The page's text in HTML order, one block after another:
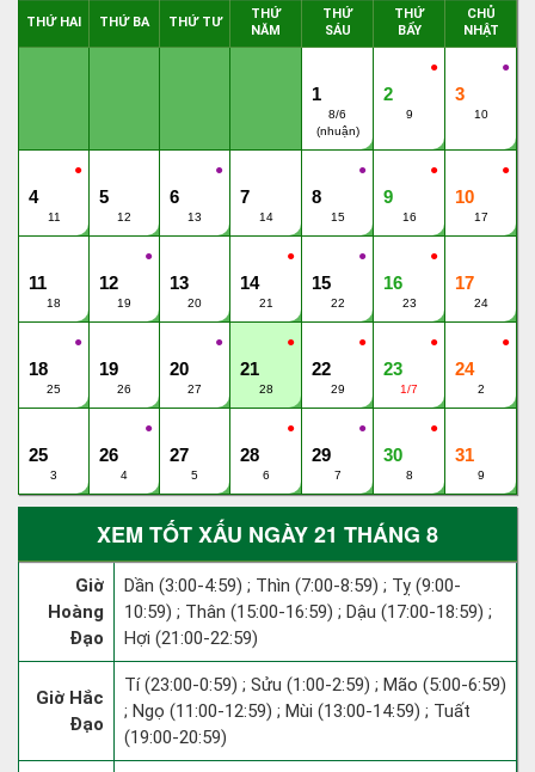
THỨ HAI THỨ BA THỨ TƯ
THỨ
NĂM
THỨ
SÁU
THỨ
BẨY
CHỦ
NHẬT
1
8/6
(nhuận)
●
2
9
●
3
10
●
4
11
5
12
●
6
13
7
14
●
8
15
●
9
16
●
10
17
11
18
●
12
19
13
20
●
14
21
●
15
22
●
16
23
17
24
●
18
25
19
26
●
20
27
●
21
28
●
22
29
●
23
1/7
●
24
2
25
3
●
26
4
27
5
●
28
6
●
29
7
●
30
8
31
9
XEM TỐT XẤU NGÀY 21 THÁNG 8
Giờ
Hoàng
Đạo
Dần (3:00-4:59) ; Thìn (7:00-8:59) ; Tỵ (9:00-
10:59) ; Thân (15:00-16:59) ; Dậu (17:00-18:59) ;
Hợi (21:00-22:59)
Giờ Hắc
Đạo
Tí (23:00-0:59) ; Sửu (1:00-2:59) ; Mão (5:00-6:59)
; Ngọ (11:00-12:59) ; Mùi (13:00-14:59) ; Tuất
(19:00-20:59)